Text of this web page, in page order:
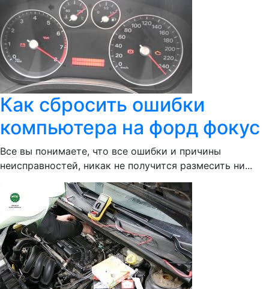
Как сбросить ошибки
компьютера на форд фокус
Все вы понимаете, что все ошибки и причины
неисправностей, никак не получится размесить ни...